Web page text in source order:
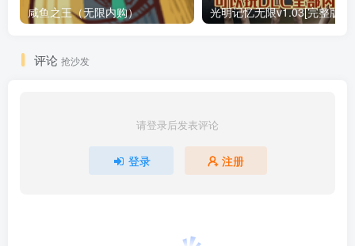
咸鱼之王（无限内购）
评论 抢沙发
请登录后发表评论
登录 注册